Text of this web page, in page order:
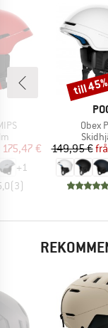
pris
175,47 €
+1
(3)
Obex
149,95 €
Rabatt
till